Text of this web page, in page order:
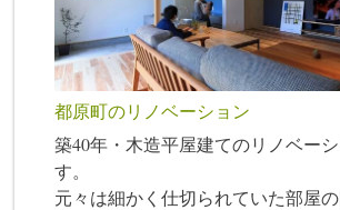
都原町のリノベーション
築40年・木造平屋建てのリノベー
す。
元々は細かく仕切られていた部屋